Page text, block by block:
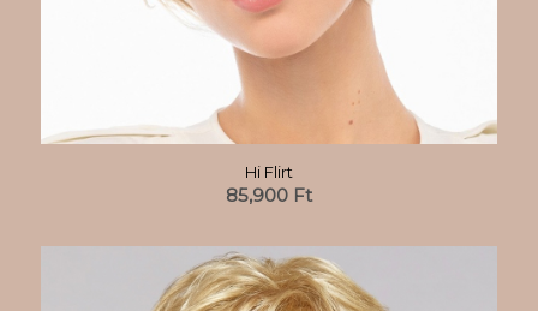
Hi Flirt
85,900 Ft